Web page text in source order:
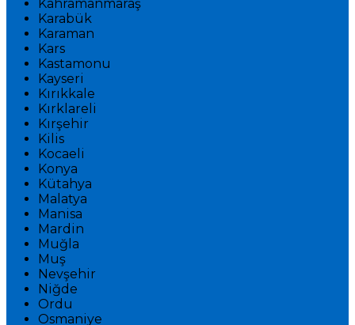
Kahramanmaraş
Karabük
Karaman
Kars
Kastamonu
Kayseri
Kırıkkale
Kırklareli
Kırşehir
Kilis
Kocaeli
Konya
Kütahya
Malatya
Manisa
Mardin
Muğla
Muş
Nevşehir
Niğde
Ordu
Osmaniye